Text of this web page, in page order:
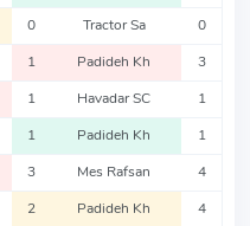
0 Tractor Sa 0
1 Padideh Kh 3
1 Havadar SC 1
1 Padideh Kh 1
3 Mes Rafsan 4
2 Padideh Kh 4